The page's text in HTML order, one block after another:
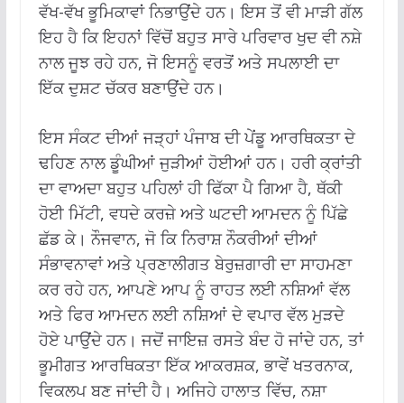
ਵੱਖ-ਵੱਖ ਭੂਮਿਕਾਵਾਂ ਨਿਭਾਉਂਦੇ ਹਨ। ਇਸ ਤੋਂ ਵੀ ਮਾੜੀ ਗੱਲ
ਇਹ ਹੈ ਕਿ ਇਹਨਾਂ ਵਿੱਚੋਂ ਬਹੁਤ ਸਾਰੇ ਪਰਿਵਾਰ ਖੁਦ ਵੀ ਨਸ਼ੇ
ਨਾਲ ਜੂਝ ਰਹੇ ਹਨ, ਜੋ ਇਸਨੂੰ ਵਰਤੋਂ ਅਤੇ ਸਪਲਾਈ ਦਾ
ਇੱਕ ਦੁਸ਼ਟ ਚੱਕਰ ਬਣਾਉਂਦੇ ਹਨ।
ਇਸ ਸੰਕਟ ਦੀਆਂ ਜੜ੍ਹਾਂ ਪੰਜਾਬ ਦੀ ਪੇਂਡੂ ਆਰਥਿਕਤਾ ਦੇ
ਢਹਿਣ ਨਾਲ ਡੂੰਘੀਆਂ ਜੁੜੀਆਂ ਹੋਈਆਂ ਹਨ। ਹਰੀ ਕ੍ਰਾਂਤੀ
ਦਾ ਵਾਅਦਾ ਬਹੁਤ ਪਹਿਲਾਂ ਹੀ ਫਿੱਕਾ ਪੈ ਗਿਆ ਹੈ, ਥੱਕੀ
ਹੋਈ ਮਿੱਟੀ, ਵਧਦੇ ਕਰਜ਼ੇ ਅਤੇ ਘਟਦੀ ਆਮਦਨ ਨੂੰ ਪਿੱਛੇ
ਛੱਡ ਕੇ। ਨੌਜਵਾਨ, ਜੋ ਕਿ ਨਿਰਾਸ਼ ਨੌਕਰੀਆਂ ਦੀਆਂ
ਸੰਭਾਵਨਾਵਾਂ ਅਤੇ ਪ੍ਰਣਾਲੀਗਤ ਬੇਰੁਜ਼ਗਾਰੀ ਦਾ ਸਾਹਮਣਾ
ਕਰ ਰਹੇ ਹਨ, ਆਪਣੇ ਆਪ ਨੂੰ ਰਾਹਤ ਲਈ ਨਸ਼ਿਆਂ ਵੱਲ
ਅਤੇ ਫਿਰ ਆਮਦਨ ਲਈ ਨਸ਼ਿਆਂ ਦੇ ਵਪਾਰ ਵੱਲ ਮੁੜਦੇ
ਹੋਏ ਪਾਉਂਦੇ ਹਨ। ਜਦੋਂ ਜਾਇਜ਼ ਰਸਤੇ ਬੰਦ ਹੋ ਜਾਂਦੇ ਹਨ, ਤਾਂ
ਭੂਮੀਗਤ ਆਰਥਿਕਤਾ ਇੱਕ ਆਕਰਸ਼ਕ, ਭਾਵੇਂ ਖਤਰਨਾਕ,
ਵਿਕਲਪ ਬਣ ਜਾਂਦੀ ਹੈ। ਅਜਿਹੇ ਹਾਲਾਤ ਵਿੱਚ, ਨਸ਼ਾ